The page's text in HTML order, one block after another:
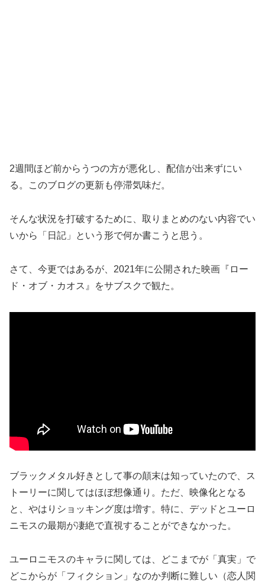
2週間ほど前からうつの方が悪化し、配信が出来ずにい
る。このブログの更新も停滞気味だ。
そんな状況を打破するために、取りまとめのない内容でい
いから「日記」という形で何か書こうと思う。
さて、今更ではあるが、2021年に公開された映画『ロー
ド・オブ・カオス』をサブスクで観た。
ブラックメタル好きとして事の顛末は知っていたので、ス
トーリーに関してはほぼ想像通り。ただ、映像化となる
と、やはりショッキング度は増す。特に、デッドとユーロ
ニモスの最期が凄絶で直視することができなかった。
ユーロニモスのキャラに関しては、どこまでが「真実」で
どこからが「フィクション」なのか判断に難しい（恋人関